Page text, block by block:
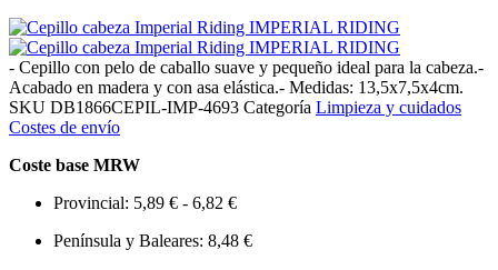
- Cepillo con pelo de caballo suave y pequeño ideal para la cabeza.-
Acabado en madera y con asa elástica.- Medidas: 13,5x7,5x4cm.
SKU DB1866CEPIL-IMP-4693 Categoría Limpieza y cuidados
Costes de envío
Coste base MRW
Provincial: 5,89 € - 6,82 €
Península y Baleares: 8,48 €